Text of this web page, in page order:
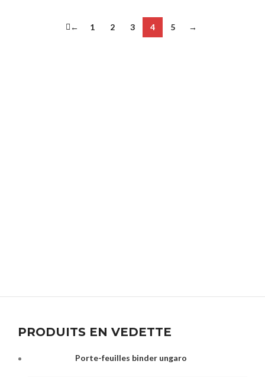
← 1 2 3 4 5 →
PRODUITS EN VEDETTE
Porte-feuilles binder ungaro